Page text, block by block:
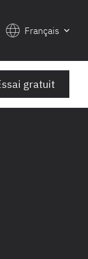
Français
gratuit